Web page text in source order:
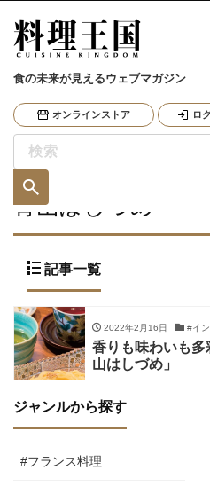
食の未来が見えるウェブマガジン
オンラインストア ロ
青山はしづめ
記事一覧
2022年2月16日 #イ
香りも味わいも
山はしづめ」
ジャンルから探す
#フランス料理